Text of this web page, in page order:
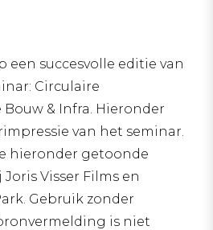
succesvolle editie van
Circulaire
& Infra. Hieronder
van het seminar.
hieronder getoonde
Visser Films en
Gebruik zonder
is niet